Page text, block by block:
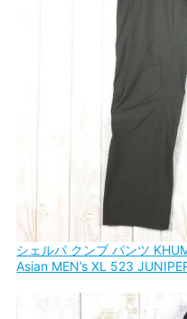
シェルパ クンブ パンツ
Asian MEN’s XL 523